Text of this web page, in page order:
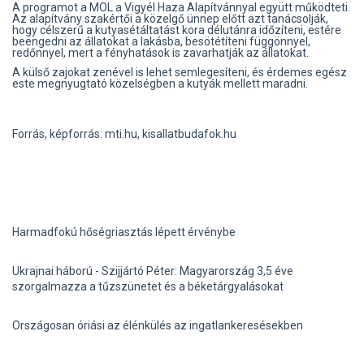
A programot a MOL a Vigyél Haza Alapítvánnyal együtt működteti.
Az alapítvány szakértői a közelgő ünnep előtt azt tanácsolják,
hogy célszerű a kutyasétáltatást kora délutánra időzíteni, estére
beengedni az állatokat a lakásba, besötétíteni függönnyel,
redőnnyel, mert a fényhatások is zavarhatják az állatokat.
A külső zajokat zenével is lehet semlegesíteni, és érdemes egész
este megnyugtató közelségben a kutyák mellett maradni.
Forrás, képforrás: mti.hu, kisallatbudafok.hu
Harmadfokú hőségriasztás lépett érvénybe
Ukrajnai háború - Szijjártó Péter: Magyarország 3,5 éve
szorgalmazza a tűzszünetet és a béketárgyalásokat
Országosan óriási az élénkülés az ingatlankeresésekben